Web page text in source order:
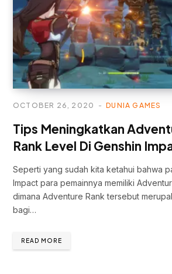
DUNIA GAMES
OCTOBER 26, 2020
Tips Meningkatkan
Rank Level Di Genshin
Seperti yang sudah kita ketahui bahwa
Impact para pemainnya memiliki
dimana Adventure Rank tersebut
bagi…
READ MORE